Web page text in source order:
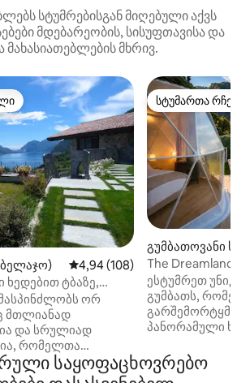
სტუმრებისგან მიღებული აქვს
მდებარეობის, სისუფთავისა და
მახასიათებლების მხრივ.
საშუალო შეფასებაა 5‑დან
4,94 (108)
ხედებით ტბაზე,
მთლიანად
და სრულიად
რომელთა
ან
სტუმართა
სტუმართა
გუმბათოვანი
e)
The Dreamland
კომოს ტბა
ესტუმრეთ
გუმბათს,
პანორამული
სავალზე.
გთავაზობთ
საყოფაცხოვრებო